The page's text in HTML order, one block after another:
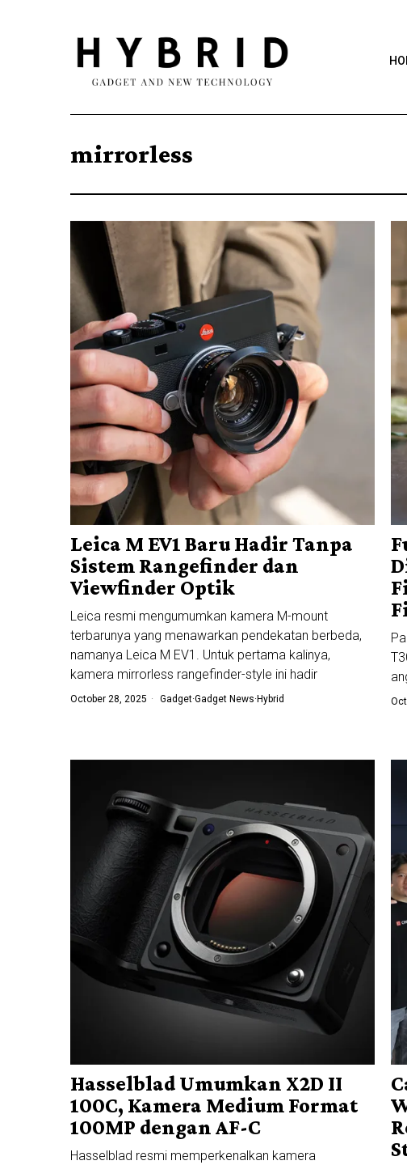
mirrorless
Leica M EV1 Baru Hadir Tanpa
Sistem Rangefinder dan
Viewfinder Optik
Leica resmi mengumumkan kamera M-mount
terbarunya yang menawarkan pendekatan berbeda,
namanya Leica M EV1. Untuk pertama kalinya,
kamera mirrorless rangefinder-style ini hadir
October 28, 2025 Gadget·Gadget News· Hybrid
Hasselblad Umumkan X2D II
100C, Kamera Medium Format
100MP dengan AF-C
Hasselblad resmi memperkenalkan kamera